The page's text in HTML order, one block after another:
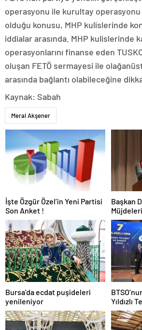
operasyonu ile kurultay operasyonu
olduğu konusu, MHP kulislerinde
iddialar arasında. MHP kulislerinde
operasyonlarını finanse eden
oluşan FETÖ sermayesi ile
arasında bağlantı olabileceğine
Kaynak: Sabah
Meral Akşener
İşte Özgür Özel’in Yeni Partisi
Son Anket !
Başkan
Yakında
Bursa’da ecdat puşideleri
yenileniyor
Yıldızlı